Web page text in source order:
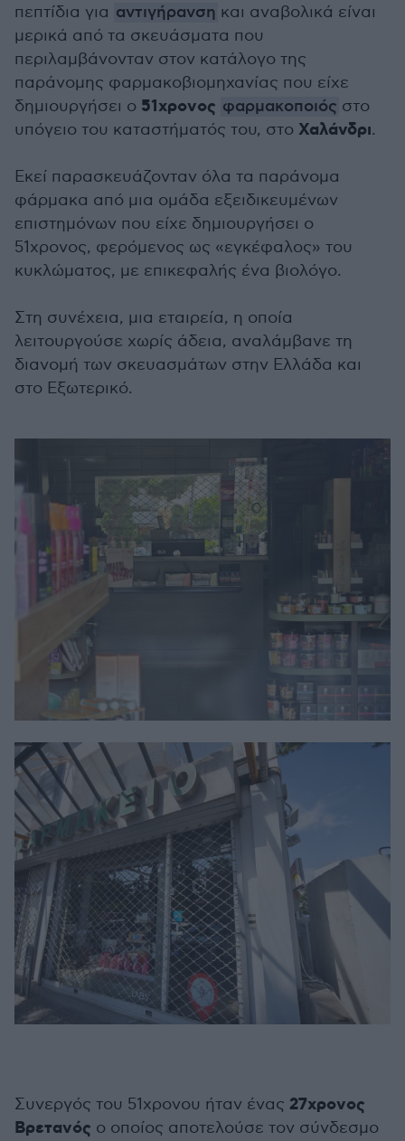
πεπτίδια για αντιγήρανση και αναβολικά είναι
μερικά από τα σκευάσματα που
περιλαμβάνονταν στον κατάλογο της
παράνομης φαρμακοβιομηχανίας που είχε
δημιουργήσει ο 51χρονος φαρμακοποιός στο
υπόγειο του καταστήματός του, στο Χαλάνδρι.
Εκεί παρασκευάζονταν όλα τα παράνομα
φάρμακα από μια ομάδα εξειδικευμένων
επιστημόνων που είχε δημιουργήσει ο
51χρονος, φερόμενος ως «εγκέφαλος» του
κυκλώματος, με επικεφαλής ένα βιολόγο.
Στη συνέχεια, μια εταιρεία, η οποία
λειτουργούσε χωρίς άδεια, αναλάμβανε τη
διανομή των σκευασμάτων στην Ελλάδα και
στο Εξωτερικό.
Συνεργός του 51χρονου ήταν ένας 27χρονος
Βρετανός ο οποίος αποτελούσε τον σύνδεσμο